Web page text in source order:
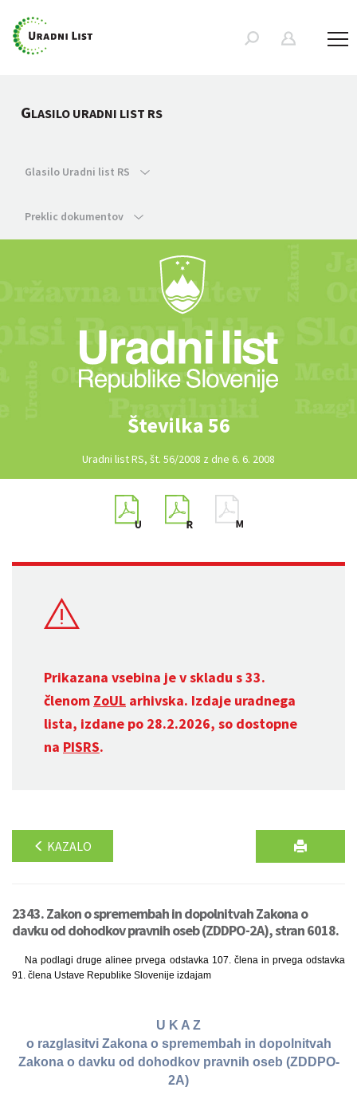
GLASILO URADNI LIST RS
Glasilo Uradni list RS
Preklic dokumentov
Številka 56
Uradni list RS, št. 56/2008 z dne 6. 6. 2008
Prikazana vsebina je v skladu s 33.
členom ZoUL arhivska. Izdaje uradnega
lista, izdane po 28.2.2026, so dostopne
na PISRS.
KAZALO
2343. Zakon o spremembah in dopolnitvah Zakona o
davku od dohodkov pravnih oseb (ZDDPO-2A), stran 6018.
Na podlagi druge alinee prvega odstavka 107. člena in prvega odstavka
91. člena Ustave Republike Slovenije izdajam
U K A Z
o razglasitvi Zakona o spremembah in dopolnitvah
Zakona o davku od dohodkov pravnih oseb (ZDDPO-
2A)